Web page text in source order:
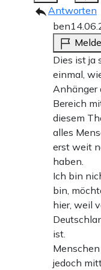
Antworten
ben
Dies ist ja
einmal,
Anhänger
Bereich
diesem
alles
erst weit
haben.
Ich bin
bin,
hier, weil
ist.
jedoch